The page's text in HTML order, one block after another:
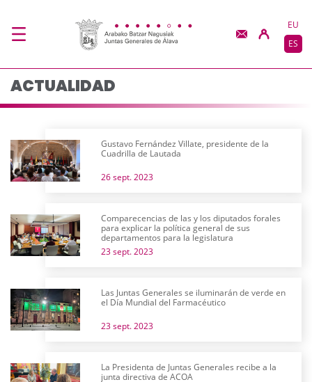
Actualidad - JJGG-
EU
ES
ACTUALIDAD
Gustavo Fernández Villate, presidente de la
Cuadrilla de Lautada
26 sept. 2023
Comparecencias de las y los diputados forales
para explicar la política general de sus
departamentos para la legislatura
23 sept. 2023
Las Juntas Generales se iluminarán de verde en
el Día Mundial del Farmacéutico
23 sept. 2023
La Presidenta de Juntas Generales recibe a la
junta directiva de ACOA